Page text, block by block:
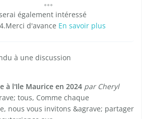
également intéressé
d'avance En savoir plus
à une discussion
à l'Ile Maurice en 2024 par Cheryl
tous, Comme chaque
nous vous invitons &agrave; partager